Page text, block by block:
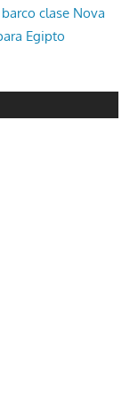
clase Nova
Egipto